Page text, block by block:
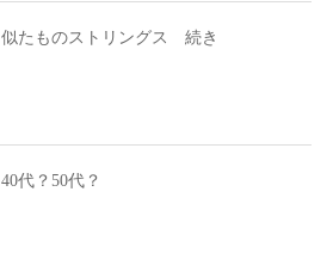
似たものストリングス 続き
40代？50代？